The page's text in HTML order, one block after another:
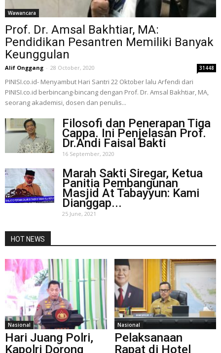
Wawancara
Prof. Dr. Amsal Bakhtiar, MA:
Pendidikan Pesantren Memiliki Banyak
Keunggulan
Alif Onggang - 28 October, 2020 31448
PINISI.co.id- Menyambut Hari Santri 22 Oktober lalu Arfendi dari
PINISI.co.id berbincang-bincang dengan Prof. Dr. Amsal Bakhtiar, MA,
seorang akademisi, dosen dan penulis...
Filosofi dan Penerapan Tiga
Cappa. Ini Penjelasan Prof.
Dr.Andi Faisal Bakti
16 September, 2020
Marah Sakti Siregar, Ketua
Panitia Pembangunan
Masjid At Tabayyun: Kami
Dianggap...
25 June, 2021
HOT NEWS
Nasional
Hari Juang Polri,
Kapolri Dorong
Nasional
Pelaksanaan
Rapat di Hotel